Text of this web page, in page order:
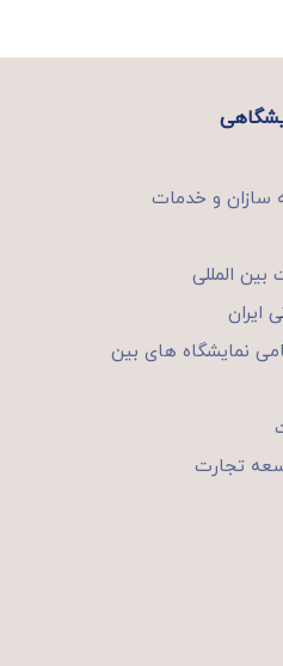
سازان و خدمات
بین المللی
ایران
نمایشگاه های بین
تجارت